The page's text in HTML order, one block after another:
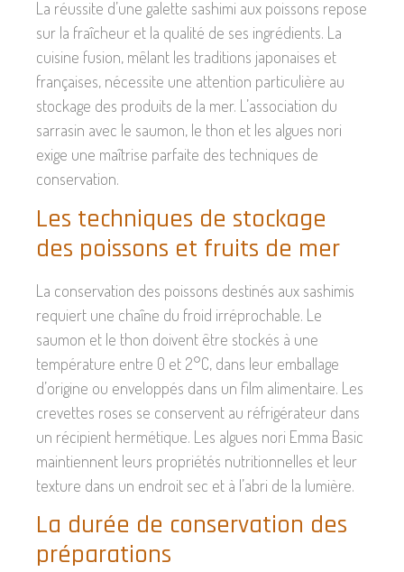
La réussite d’une galette sashimi aux poissons repose
sur la fraîcheur et la qualité de ses ingrédients. La
cuisine fusion, mêlant les traditions japonaises et
françaises, nécessite une attention particulière au
stockage des produits de la mer. L’association du
sarrasin avec le saumon, le thon et les algues nori
exige une maîtrise parfaite des techniques de
conservation.
Les techniques de stockage
des poissons et fruits de mer
La conservation des poissons destinés aux sashimis
requiert une chaîne du froid irréprochable. Le
saumon et le thon doivent être stockés à une
température entre 0 et 2°C, dans leur emballage
d’origine ou enveloppés dans un film alimentaire. Les
crevettes roses se conservent au réfrigérateur dans
un récipient hermétique. Les algues nori Emma Basic
maintiennent leurs propriétés nutritionnelles et leur
texture dans un endroit sec et à l’abri de la lumière.
La durée de conservation des
préparations